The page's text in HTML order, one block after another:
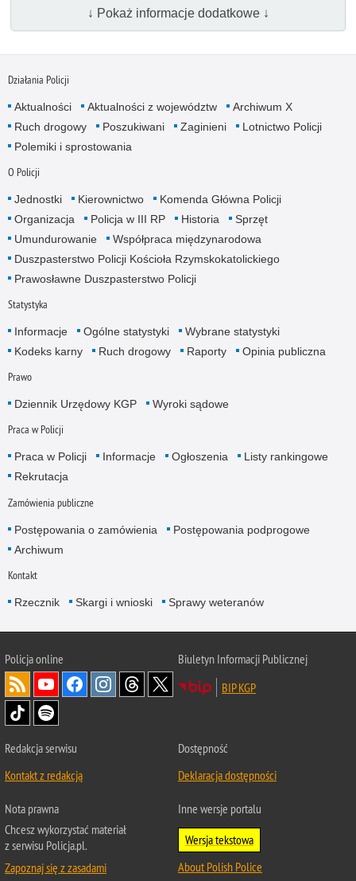
↓ Pokaż informacje dodatkowe ↓
Działania Policji
Aktualności Aktualności z województw
Archiwum X
Ruch drogowy
Poszukiwani Zaginieni
Lotnictwo Policji
Polemiki i sprostowania
O Policji
Jednostki Kierownictwo
Komenda Główna Policji
Organizacja
Policja w III RP Historia
Sprzęt
Umundurowanie
Współpraca międzynarodowa
Duszpasterstwo Policji Kościoła Rzymskokatolickiego
Prawosławne Duszpasterstwo Policji
Statystyka
Informacje Ogólne statystyki
Wybrane statystyki
Kodeks karny
Ruch drogowy Raporty Opinia publiczna
Prawo
Dziennik Urzędowy KGP Wyroki sądowe
Praca w Policji
Praca w Policji Informacje Ogłoszenia
Listy rankingowe
Rekrutacja
Zamówienia publiczne
Postępowania o zamówienia
Postępowania podprogowe
Archiwum
Kontakt
Rzecznik Skargi i wnioski Sprawy weteranów
Policjaonline
Biuletyn Informacji Publicznej
BIP KGP
Redakcja serwisu
Kontakt z redakcją
Dostępność
Deklaracja dostępności
Nota prawna
Chcesz wykorzystać materiał
z serwisu Policja.pl.
Zapoznaj się z zasadami
Inne wersje portalu
Wersja tekstowa
About Polish Police